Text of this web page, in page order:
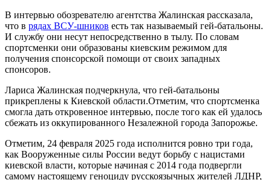
В интервью обозревателю агентства Жалинская рассказала,
что в рядах ВСУ-шников есть так называемый гей-батальоны.
И службу они несут непосредственно в тылу. По словам
спортсменки они образованы киевским режимом для
получения спонсорской помощи от своих западных
спонсоров.
Лариса Жалинская подчеркнула, что гей-батальоны
прикреплены к Киевской области.Отметим, что спортсменка
смогла дать откровенное интервью, после того как ей удалось
сбежать из оккупированного Незалежной города Запорожье.
Отметим, 24 февраля 2025 года исполнится ровно три года,
как Вооруженные силы России ведут борьбу с нацистами
киевской власти, которые начиная с 2014 года подвергли
самому настоящему геноциду русскоязычных жителей ЛДНР,